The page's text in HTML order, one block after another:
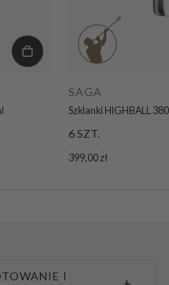
SAGA
Szklanki HIGHBALL
6 SZT.
399,00 zł
I